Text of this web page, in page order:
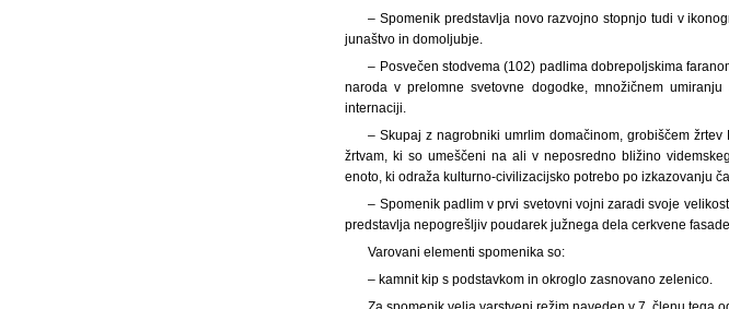
– Spomenik predstavlja novo razvojno stopnjo tudi v
junaštvo in domoljubje.
– Posvečen stodvema (102) padlima dobrepoljskima
naroda v prelomne svetovne dogodke, množičnem
internaciji.
– Skupaj z nagrobniki umrlim domačinom, grobiščem
žrtvam, ki so umeščeni na ali v neposredno bližino
enoto, ki odraža kulturno-civilizacijsko potrebo po izkazovanju
– Spomenik padlim v prvi svetovni vojni zaradi svoje
predstavlja nepogrešljiv poudarek južnega dela cerkvene
Varovani elementi spomenika so:
– kamnit kip s podstavkom in okroglo zasnovano zelenico.